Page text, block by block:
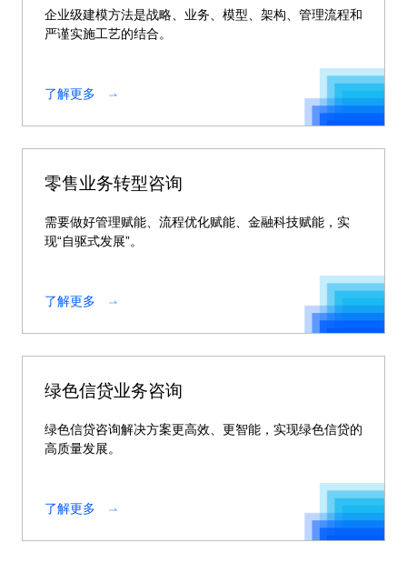
企业级建模方法是战略、业务、模型、架构、管理流程和
严谨实施工艺的结合。
了解更多
零售业务转型咨询
需要做好管理赋能、流程优化赋能、金融科技赋能，实
现“自驱式发展”。
了解更多
绿色信贷业务咨询
绿色信贷咨询解决方案更高效、更智能，实现绿色信贷的
高质量发展。
了解更多